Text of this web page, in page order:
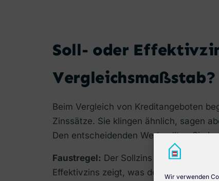
Wir verwenden
Soll- oder
Vergleichsmaßstab?
Beim Vergleich von Kreditangeboten
Zinssätze. Sie klingen ähnlich, sagen
Den entscheidenden Wert sollten Sie
Faustregel: Der Sollzins zeigt nur die
Effektivzins zeigt, was der Kredit